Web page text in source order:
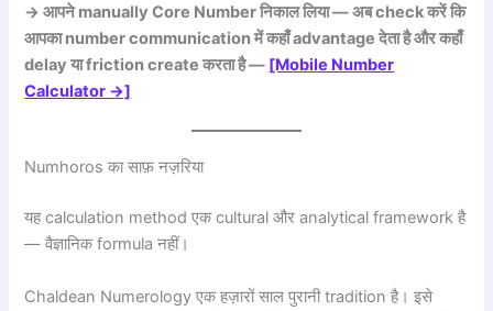
→ आपने manually Core Number निकाल लिया — अब check करें कि
आपका number communication में कहाँ advantage देता है और कहाँ
delay या friction create करता है — [Mobile Number
Calculator →]
Numhoros का साफ़ नज़रिया
यह calculation method एक cultural और analytical framework है
— वैज्ञानिक formula नहीं।
Chaldean Numerology एक हज़ारों साल पुरानी tradition है। इसे